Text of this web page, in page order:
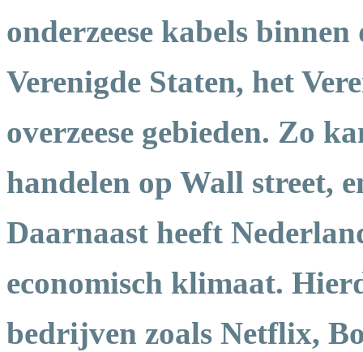
onderzeese kabels
Verenigde Staten, het
overzeese gebieden. Zo
handelen op Wall street,
Daarnaast heeft
economisch klimaat.
bedrijven zoals Netflix,